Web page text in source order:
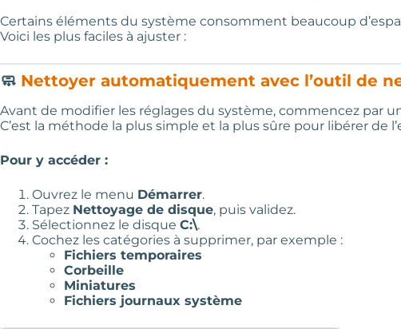
Certains éléments du système consomment beaucoup
Voici les plus faciles à ajuster :
🧼 Nettoyer automatiquement avec l’outil de
Avant de modifier les réglages du système, commencez par
C’est la méthode la plus simple et la plus sûre pour libérer de
Pour y accéder :
Ouvrez le menu Démarrer.
Tapez Nettoyage de disque, puis validez.
Sélectionnez le disque C:\.
Cochez les catégories à supprimer, par exemple :
Fichiers temporaires
Corbeille
Miniatures
Fichiers journaux système